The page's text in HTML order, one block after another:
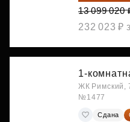
13 099 020
232 023 ₽
1-
ЖК Римский,
№1477
Сдана